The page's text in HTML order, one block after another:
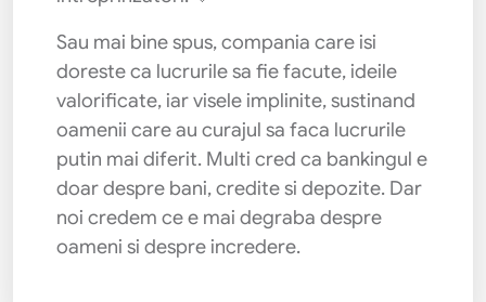
Sau mai bine spus, compania care isi
doreste ca lucrurile sa fie facute, ideile
valorificate, iar visele implinite, sustinand
oamenii care au curajul sa faca lucrurile
putin mai diferit. Multi cred ca bankingul e
doar despre bani, credite si depozite. Dar
noi credem ce e mai degraba despre
oameni si despre incredere.